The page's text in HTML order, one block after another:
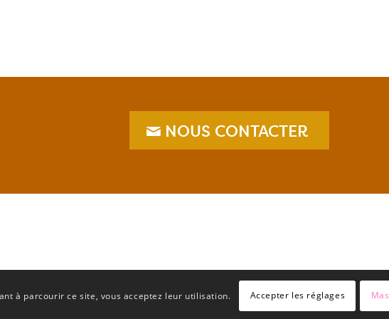
NOUS CONTACTER
à parcourir ce site, vous acceptez leur utilisation. Accepter les réglages